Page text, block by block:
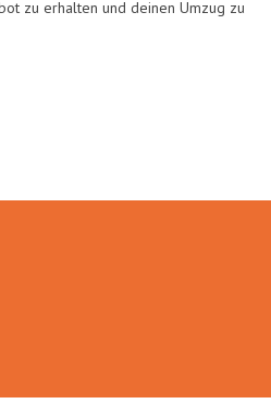
zu erhalten und deinen Umzug zu